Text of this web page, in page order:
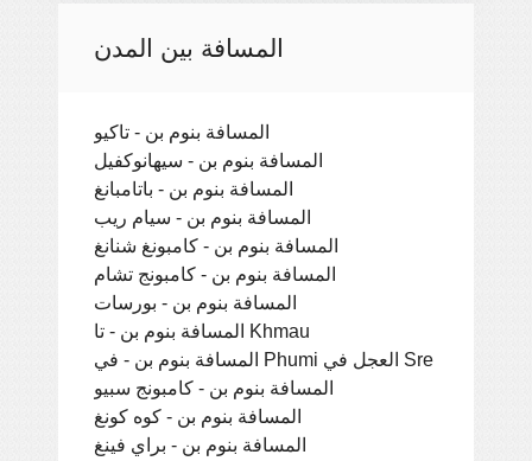
المسافة بين المدن
المسافة بنوم بن - تاكيو
المسافة بنوم بن - سيهانوكفيل
المسافة بنوم بن - باتامبانغ
المسافة بنوم بن - سيام ريب
المسافة بنوم بن - كامبونغ شنانغ
المسافة بنوم بن - كامبونج تشام
المسافة بنوم بن - بورسات
المسافة بنوم بن - تا Khmau
المسافة بنوم بن - في Phumi العجل في Sre
المسافة بنوم بن - كامبونج سبيو
المسافة بنوم بن - كوه كونغ
المسافة بنوم بن - براي فينغ